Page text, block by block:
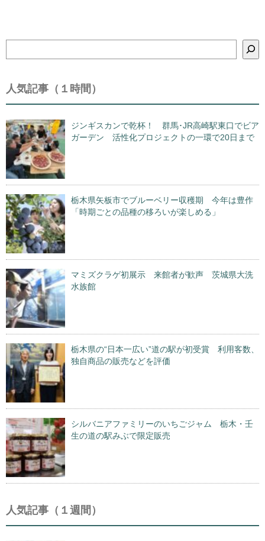
人気記事（１時間）
ジンギスカンで乾杯！ 群馬･JR高崎駅東口でビア
ガーデン 活性化プロジェクトの一環で20日まで
栃木県矢板市でブルーベリー収穫期 今年は豊作
「時期ごとの品種の移ろいが楽しめる」
マミズクラゲ初展示 来館者が歓声 茨城県大洗
水族館
栃木県の“日本一広い”道の駅が初受賞 利用客数、
独自商品の販売などを評価
シルバニアファミリーのいちごジャム 栃木・壬
生の道の駅みぶで限定販売
人気記事（１週間）